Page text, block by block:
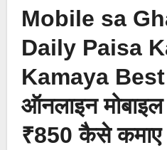
Mobile sa
Daily Paisa
Kamaya
ऑनलाइन
₹850 कैसे कमाए